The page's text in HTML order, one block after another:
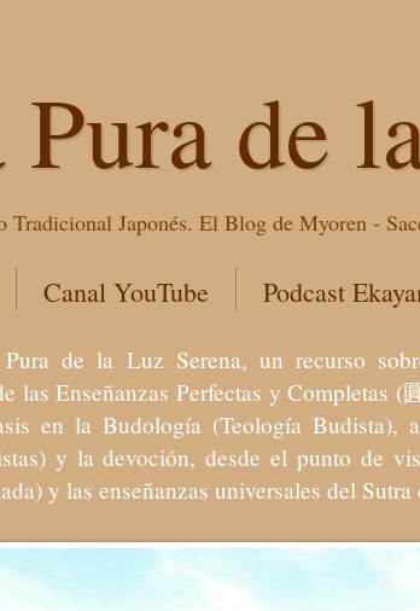
de
Tradicional Japonés. El Blog de Myoren -
Canal YouTube Podcast
de la Luz Serena, un recurso
las Enseñanzas Perfectas y
en la Budología (Teología Budista),
y la devoción, desde el punto de
y las enseñanzas universales del